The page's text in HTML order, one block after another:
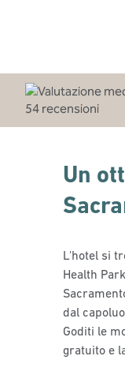
Un
L'hotel si
Health
dal
Goditi le
gratuito e